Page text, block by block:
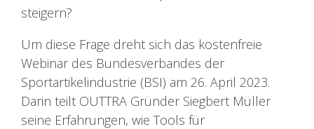
steigern?
Um diese Frage dreht sich das kostenfreie
Webinar des Bundesverbandes der
Sportartikelindustrie (BSI) am 26. April 2023.
Darin teilt OUTTRA Gründer Siegbert Müller
seine Erfahrungen, wie Tools für